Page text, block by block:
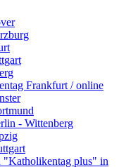
Frankfurt / online
- Wittenberg
"Katholikentag plus" in